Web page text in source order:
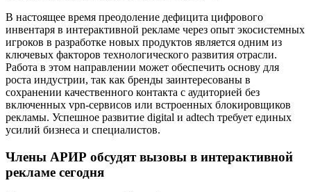
В настоящее время преодоление дефицита цифрового
инвентаря в интерактивной рекламе через опыт экосистемных
игроков в разработке новых продуктов является одним из
ключевых факторов технологического развития отрасли.
Работа в этом направлении может обеспечить основу для
роста индустрии, так как бренды заинтересованы в
сохранении качественного контакта с аудиторией без
включенных vpn-сервисов или встроенных блокировщиков
рекламы. Успешное развитие digital и adtech требует единых
усилий бизнеса и специалистов.
Члены АРИР обсудят вызовы в интерактивной
рекламе сегодня